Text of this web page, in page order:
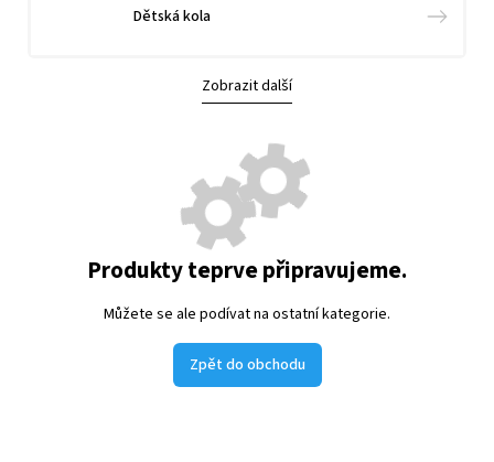
Dětská kola
Zobrazit další
Produkty teprve připravujeme.
Můžete se ale podívat na ostatní kategorie.
Zpět do obchodu